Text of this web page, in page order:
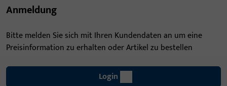
Anmeldung
Bitte melden Sie sich mit Ihren Kundendaten an um eine
Preisinformation zu erhalten oder Artikel zu bestellen
Login